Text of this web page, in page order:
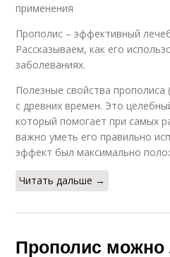
применения
Прополис – эффективный
Рассказываем, как его
заболеваниях.
Полезные свойства прополиса
с древних времен. Это
который помогает при самых
важно уметь его правильно
эффект был максимально
Читать дальше →
Прополис можно